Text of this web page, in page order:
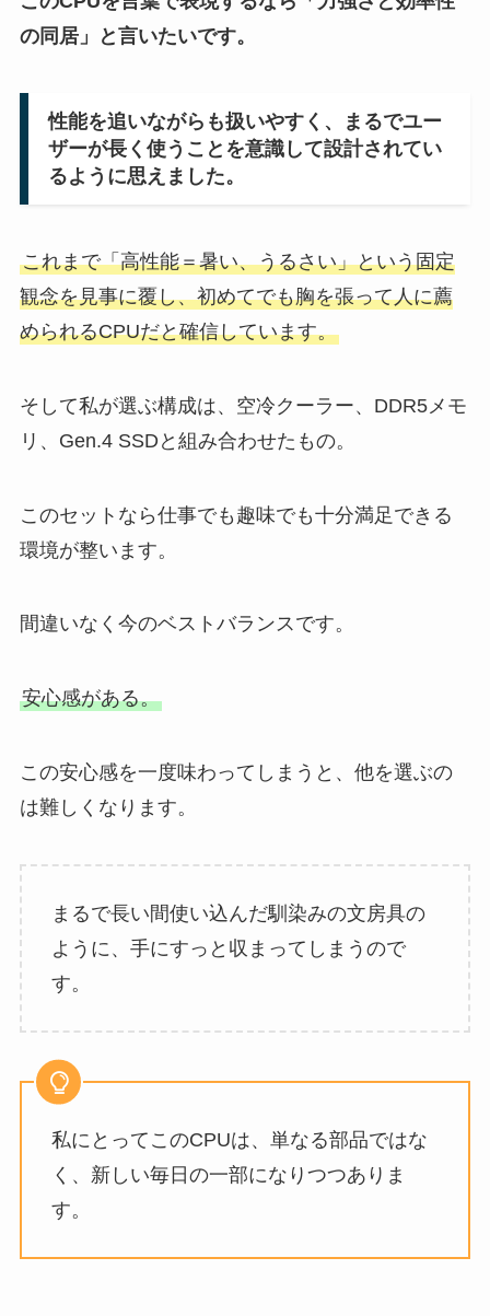
の同居」と言いたいです。
性能を追いながらも扱いやすく、まるでユー
ザーが長く使うことを意識して設計されてい
るように思えました。
これまで「高性能＝暑い、うるさい」という固定
観念を見事に覆し、初めてでも胸を張って人に薦
められるCPUだと確信しています。
そして私が選ぶ構成は、空冷クーラー、DDR5メモ
リ、Gen.4 SSDと組み合わせたもの。
このセットなら仕事でも趣味でも十分満足できる
環境が整います。
間違いなく今のベストバランスです。
安心感がある。
この安心感を一度味わってしまうと、他を選ぶの
は難しくなります。
まるで長い間使い込んだ馴染みの文房具の
ように、手にすっと収まってしまうので
す。
私にとってこのCPUは、単なる部品ではな
く、新しい毎日の一部になりつつありま
す。